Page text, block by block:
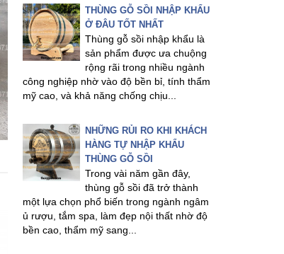
THÙNG GỖ SỒI NHẬP KHẨU
Ở ĐÂU TỐT NHẤT
Thùng gỗ sồi nhập khẩu là
sản phẩm được ưa chuộng
rộng rãi trong nhiều ngành
công nghiệp nhờ vào độ bền bỉ, tính thẩm
mỹ cao, và khả năng chống chịu...
NHỮNG RỦI RO KHI KHÁCH
HÀNG TỰ NHẬP KHẨU
THÙNG GỖ SỒI
Trong vài năm gần đây,
thùng gỗ sồi đã trở thành
một lựa chọn phổ biến trong ngành ngâm
ủ rượu, tắm spa, làm đẹp nội thất nhờ độ
bền cao, thẩm mỹ sang...